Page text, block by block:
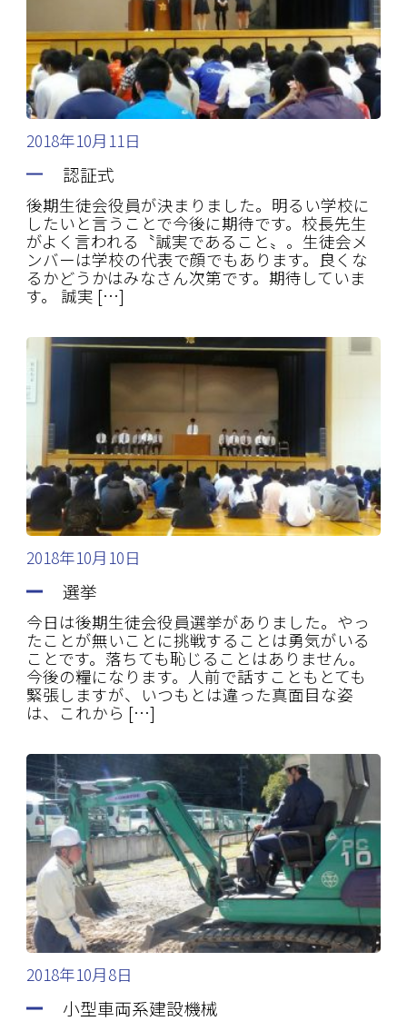
2018年10月11日
認証式
後期生徒会役員が決まりました。明るい学校に
したいと言うことで今後に期待です。校長先生
がよく言われる〝誠実であること〟。生徒会メ
ンバーは学校の代表で顔でもあります。良くな
るかどうかはみなさん次第です。期待していま
す。 誠実 […]
2018年10月10日
選挙
今日は後期生徒会役員選挙がありました。やっ
たことが無いことに挑戦することは勇気がいる
ことです。落ちても恥じることはありません。
今後の糧になります。人前で話すこともとても
緊張しますが、いつもとは違った真面目な姿
は、これから […]
2018年10月8日
小型車両系建設機械